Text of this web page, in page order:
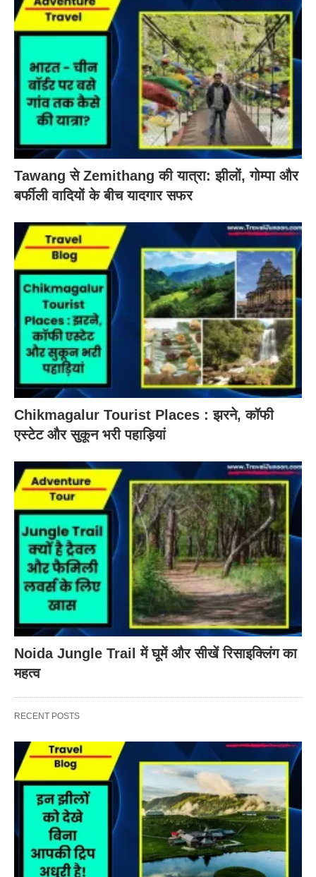
Tawang से Zemithang की यात्रा: झीलों, गोम्पा और
बर्फीली वादियों के बीच यादगार सफर
Chikmagalur Tourist Places : झरने, कॉफी
एस्टेट और सुकून भरी पहाड़ियां
Noida Jungle Trail में घूमें और सीखें रिसाइक्लिंग का
महत्व
RECENT POSTS